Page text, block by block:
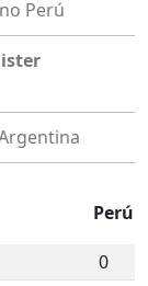
Perú
Perú
0